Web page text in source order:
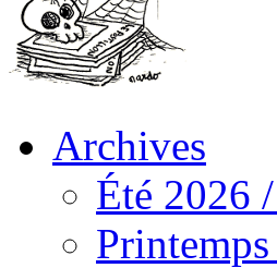
Archives
Été 2026